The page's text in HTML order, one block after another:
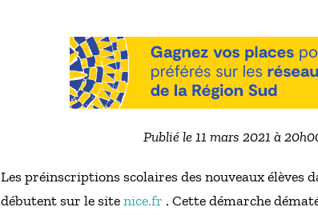
Publié le 11 mars 2021 à
Les préinscriptions scolaires des nouveaux élèves
débutent sur le sitenice.fr . Cette démarche